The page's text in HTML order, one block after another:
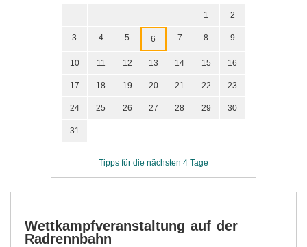
1 2
3 4 5 6 7 8 9
10 11 12 13 14 15 16
17 18 19 20 21 22 23
24 25 26 27 28 29 30
31
Tipps für die nächsten 4 Tage
Wettkampfveranstaltung auf der
Radrennbahn